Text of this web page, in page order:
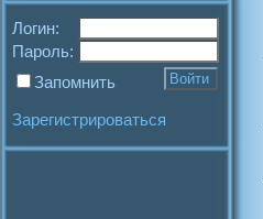
Логин:
Пароль:
Запомнить
Зарегистрироваться